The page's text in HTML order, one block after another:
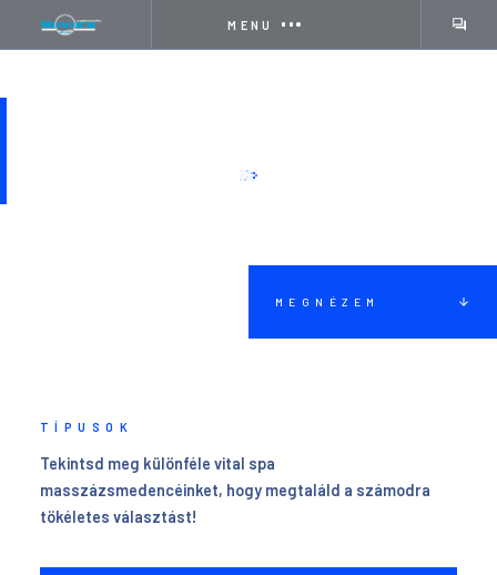
MENU
MEGNÉZEM
TÍPUSOK
Tekintsd meg különféle vital spa
masszázsmedencéinket, hogy megtaláld a számodra
tökéletes választást!